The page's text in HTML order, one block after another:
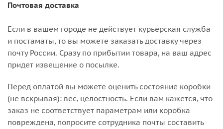
Почтовая доставка
Если в вашем городе не действует курьерская служба
и постаматы, то вы можете заказать доставку через
почту России. Сразу по прибытии товара, на ваш адрес
придет извещение о посылке.
Перед оплатой вы можете оценить состояние коробки
(не вскрывая): вес, целостность. Если вам кажется, что
заказ не соответствует параметрам или коробка
повреждена, попросите сотрудника почты составить